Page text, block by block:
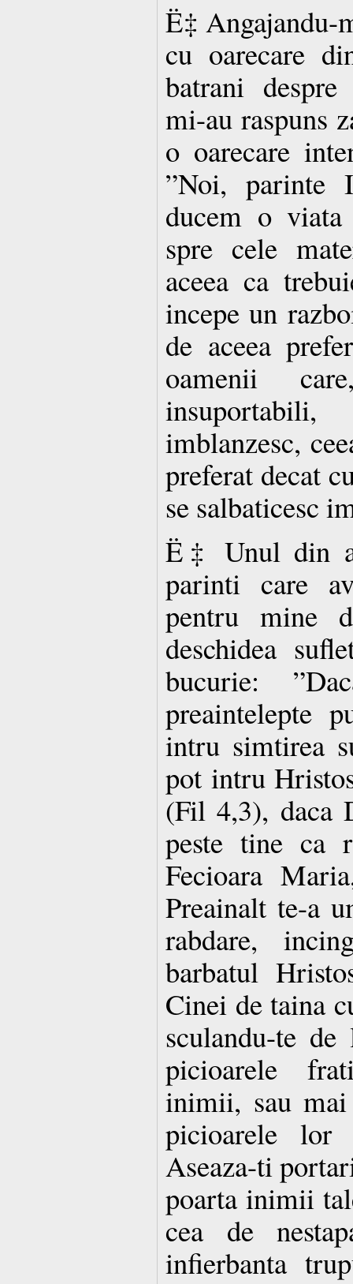
Ë‡ Angajandu-
cu oarecare
batrani
mi-au raspuns
o oarecare
”Noi, parinte
ducem o
spre cele
aceea ca
incepe un
de aceea
oamenii
imblanzesc,
preferat decat
se salbaticesc
Ë‡ Unul din
parinti care
pentru mine
deschidea
bucurie:
preaintelepte
intru simtirea
pot intru
(Fil 4,3), daca
peste tine ca
Fecioara
Preainalt te-a
rabdare,
barbatul
Cinei de taina
sculandu-te
picioarele
inimii, sau
picioarele lor
Aseaza-ti
poarta inimii
cea de
infierbanta